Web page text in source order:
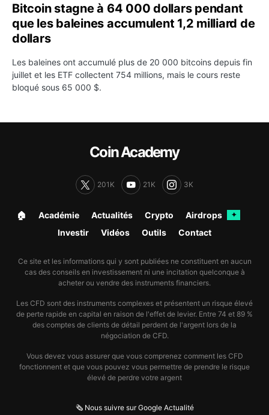
Bitcoin stagne à 64 000 dollars pendant
que les baleines accumulent 1,2 milliard de
dollars
Les baleines ont accumulé plus de 20 000 bitcoins depuis fin
juillet et les ETF collectent 754 millions, mais le cours reste
bloqué sous 65 000 $.
Coin Academy
201K 21K 3K
🏠︎ Académie Actualités Crypto Airdrops ✦
Investir Vidéos Outils Contact
Ce site et les informations qui y sont publiées ne constituent en aucun
cas des conseils en investissement ni une incitation quelconque à
acheter ou vendre des instruments financiers.
Les CFD sont des instruments complexes et présentent un risque élevé
de perte rapide en capital en raison de l'effet de levier. Entre 74 et 89 %
des comptes de clients de détail perdent de l'argent lors de la
négociation de CFD.
Vous devez vous assurer que vous comprenez comment les CFD
fonctionnent et que vous pouvez vous permettre de prendre le risque
élevé de perdre votre argent
🗞️ Nous suivre sur Google Actualité